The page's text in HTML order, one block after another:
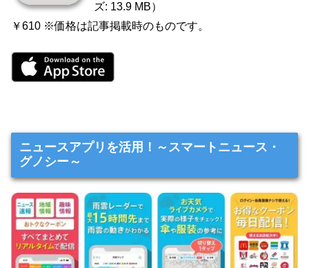
ズ: 13.9 MB）
￥610 ※価格は記事掲載時のものです。
ニュースアプリを活用！～スマートニュース・
グノシー～